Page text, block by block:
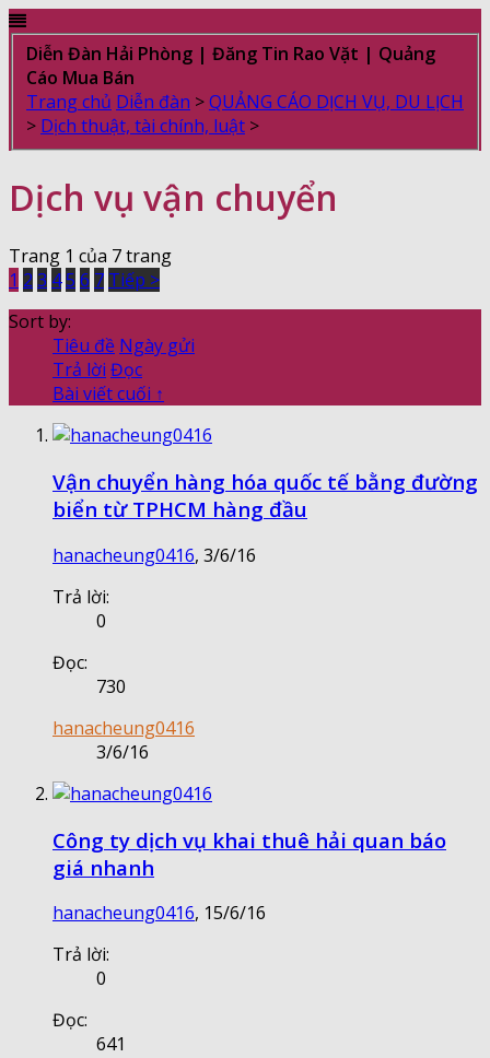
Diễn Đàn Hải Phòng | Đăng Tin Rao Vặt | Quảng
Cáo Mua Bán
Trang chủ Diễn đàn >QUẢNG CÁO DỊCH VỤ, DU LỊCH
> Dịch thuật, tài chính, luật >
Dịch vụ vận chuyển
Trang 1 của 7 trang
1 2 3 45 6 7 Tiếp >
Sort by:
Tiêu đề Ngày gửi
Trả lời Đọc
Bài viết cuối ↑
Vận chuyển hàng hóa quốc tế bằng đường
biển từ TPHCM hàng đầu
hanacheung0416, 3/6/16
Trả lời:
0
Đọc:
730
hanacheung0416
3/6/16
Công ty dịch vụ khai thuê hải quan báo
giá nhanh
hanacheung0416, 15/6/16
Trả lời:
0
Đọc:
641